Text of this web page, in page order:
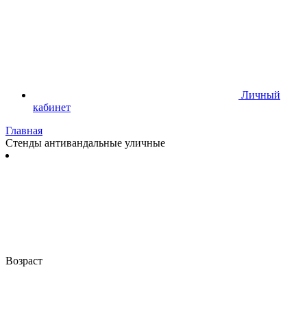
Личный
кабинет
Главная
Стенды антивандальные уличные
Возраст